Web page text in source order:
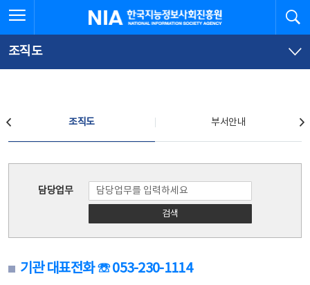
문
로
가
체
뉴
바
가
한국지능정보사회진흥원
조직도
조직도 부서안내
담당업무
검색
기관 대표전화 ☏ 053-230-1114